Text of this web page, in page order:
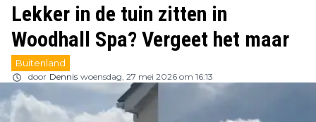
Lekker in de tuin zitten in
Woodhall Spa? Vergeet het maar
Buitenland
door Dennis woensdag, 27 mei 2026 om 16:13